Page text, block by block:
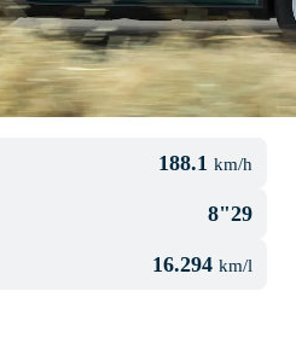
188.1 km/h
8"29
16.294 km/l